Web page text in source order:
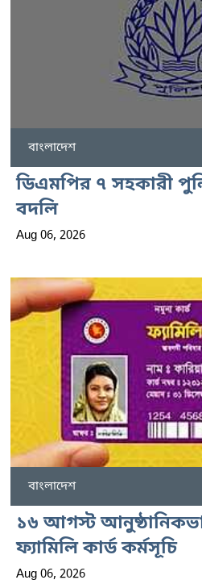
বাংলাদেশ
ডিএমপির ৭ সহকারী
বদলি
Aug 06, 2026
বাংলাদেশ
১৬ আগস্ট
ফ্যামিলি কার্ড কর্মসূচি
Aug 06, 2026